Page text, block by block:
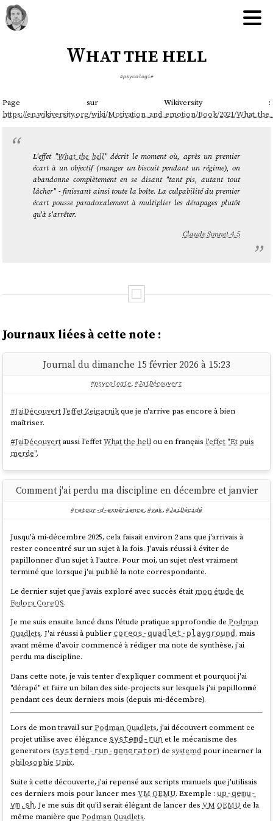
What the hell
#psycologie
Page sur Wikiversity :
https://en.wikiversity.org/wiki/Motivation_and_emotion/Book/2021/
L'effet "What the hell" décrit le moment où, après un premier
écart à un objectif (manger un biscuit pendant un régime), on
abandonne complètement en se disant "tant pis, autant tout
lâcher" - finissant ainsi toute la boîte. La culpabilité du premier
écart pousse paradoxalement à multiplier les dérapages plutôt
qu'à s'arrêter.
Claude Sonnet 4.5
Journaux liées à cette note :
Journal du dimanche 15 février 2026 à 15:23
#psycologie, #JaiDécouvert
#JaiDécouvert l'effet Zeigarnikque je n'arrive pas encore à bien
maîtriser.
#JaiDécouvertaussi l'effetWhat the hellou en français l'effet "Et puis
merde".
Comment j'ai perdu ma discipline en décembre et janvier
#retour-d-expérience, #yak, #JaiDécidé
Jusqu'à mi-décembre 2025, cela faisait environ 2 ans que j'arrivais à
rester concentré sur un sujet à la fois. J'avais réussi à éviter de
papillonner d'un sujet à l'autre. Pour moi, un sujet n'est vraiment
terminé que lorsque j'ai publié la note correspondante.
Le dernier sujet que j'avais exploré avec succès était mon étude de
Fedora CoreOS.
Je me suis ensuite lancé dans l'étude pratique approfondie dePodman
Quadlets. J'ai réussi à publier coreos-quadlet-playground, mais
avant même d'avoir commencé à rédiger ma note de synthèse, j'ai
perdu ma discipline.
Dans cette note, je vais tenter d'expliquer comment et pourquoi j'ai
"dérapé" et faire un bilan des side-projects sur lesquels j'ai papillonné
pendant ces deux derniers mois (depuis mi-décembre).
Lors de mon travail surPodman Quadlets, j'ai découvert comment ce
projet utilise avec élégance systemd-run et le mécanisme des
generators (systemd-run-generator) desystemd pour incarner la
philosophie Unix.
Suite à cette découverte, j'ai repensé aux scripts manuels que j'utilisais
ces derniers mois pour lancer mesVM QEMU. Exemple : up-qemu-
vm.sh. Je me suis dit qu'il serait élégant de lancer desVM QEMU de la
même manière quePodman Quadlets.